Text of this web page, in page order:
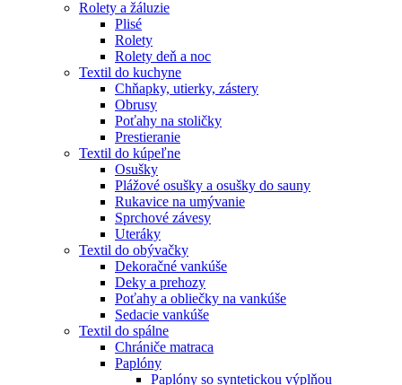
Rolety a žáluzie
Plisé
Rolety
Rolety deň a noc
Textil do kuchyne
Chňapky, utierky, zástery
Obrusy
Poťahy na stoličky
Prestieranie
Textil do kúpeľne
Osušky
Plážové osušky a osušky do sauny
Rukavice na umývanie
Sprchové závesy
Uteráky
Textil do obývačky
Dekoračné vankúše
Deky a prehozy
Poťahy a obliečky na vankúše
Sedacie vankúše
Textil do spálne
Chrániče matraca
Paplóny
Paplóny so syntetickou výplňou